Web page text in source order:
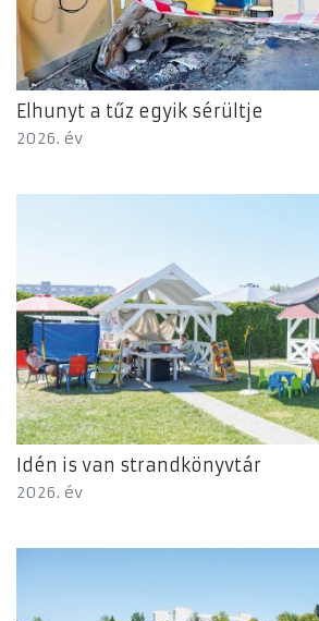
Elhunyt a tűz egyik sérültje
2026. év
Idén is van strandkönyvtár
2026. év